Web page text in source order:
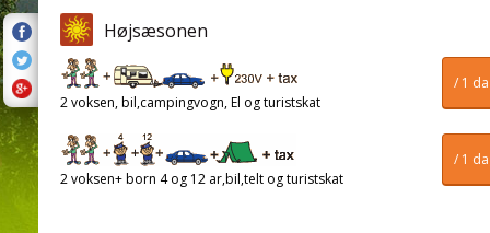
Højsæsonen
/ 1
2 voksen, bil,campingvogn, El og turistskat
/ 1
2 voksen+ born 4 og 12 ar,bil,telt og turistskat